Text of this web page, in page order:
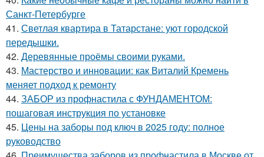
Санкт-Петербурге
41. Светлая квартира в Татарстане: уют городской
передышки.
42. Деревянные проёмы своими руками.
43. Мастерство и инновации: как Виталий Кремень
меняет подход к ремонту
44. ЗАБОР из профнастила с ФУНДАМЕНТОМ:
пошаговая инструкция по установке
45. Цены на заборы под ключ в 2025 году: полное
руководство